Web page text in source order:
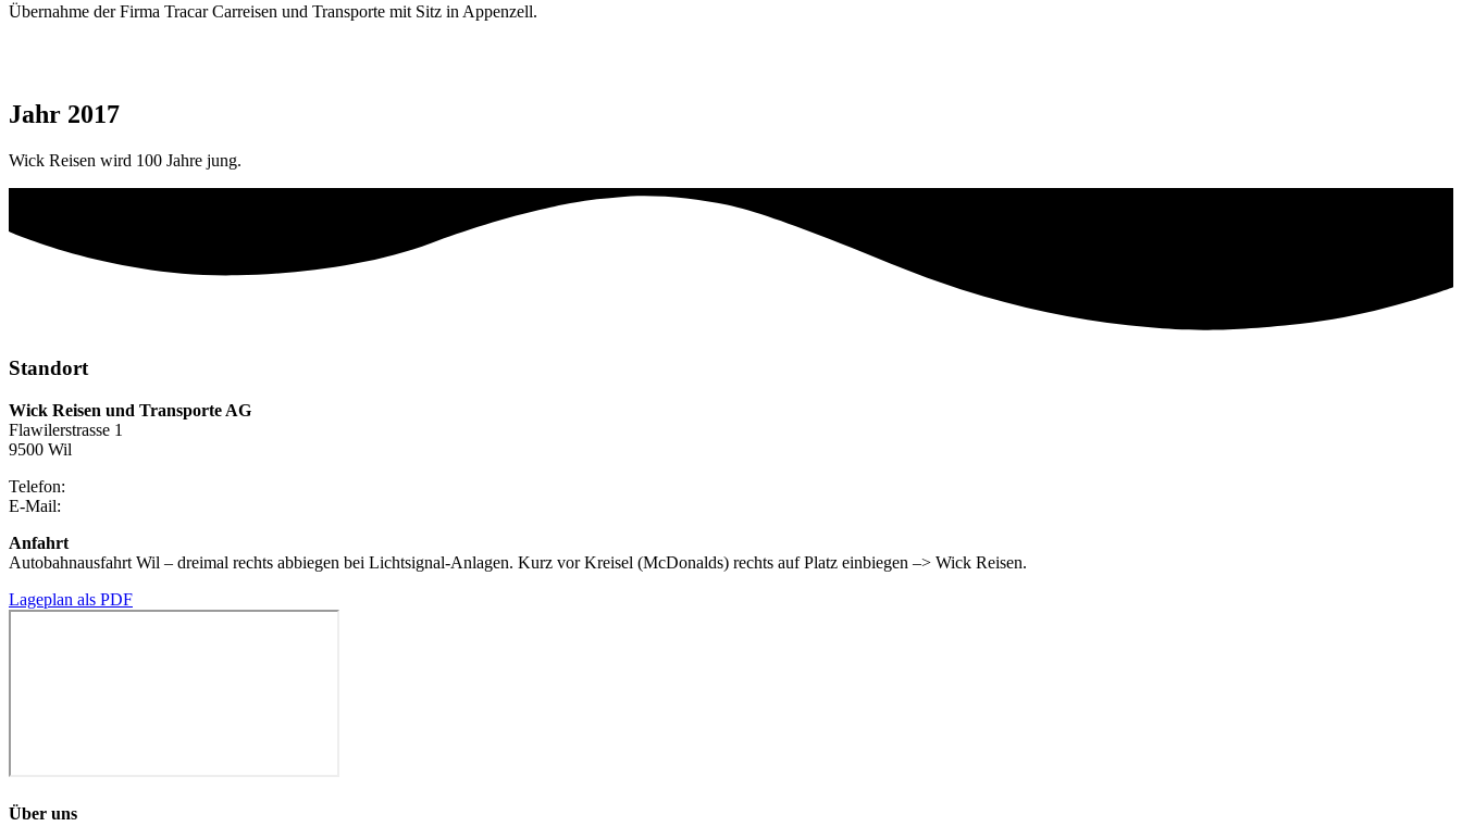
Übernahme der Firma Tracar Carreisen und Transporte mit Sitz in Appenzell.
Jahr 2017
Wick Reisen wird 100 Jahre jung.
Standort
Wick Reisen und Transporte AG
Flawilerstrasse 1
9500 Wil
Telefon:
E-Mail:
Anfahrt
Autobahnausfahrt Wil – dreimal rechts abbiegen bei Lichtsignal-Anlagen. Kurz vor Kreisel (McDonalds) rechts auf Platz einbiegen –> Wick Reisen.
Lageplan als PDF
Über uns